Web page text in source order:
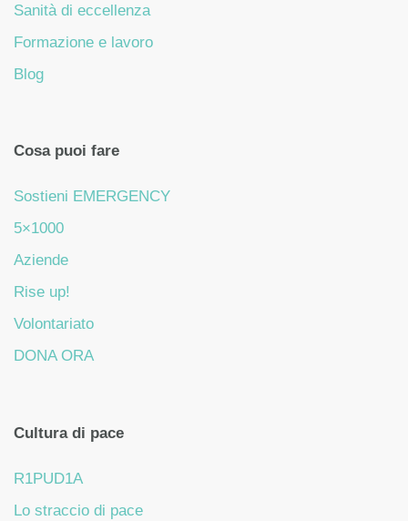
Sanità di eccellenza
Formazione e lavoro
Blog
Cosa puoi fare
Sostieni EMERGENCY
5×1000
Aziende
Rise up!
Volontariato
DONA ORA
Cultura di pace
R1PUD1A
Lo straccio di pace